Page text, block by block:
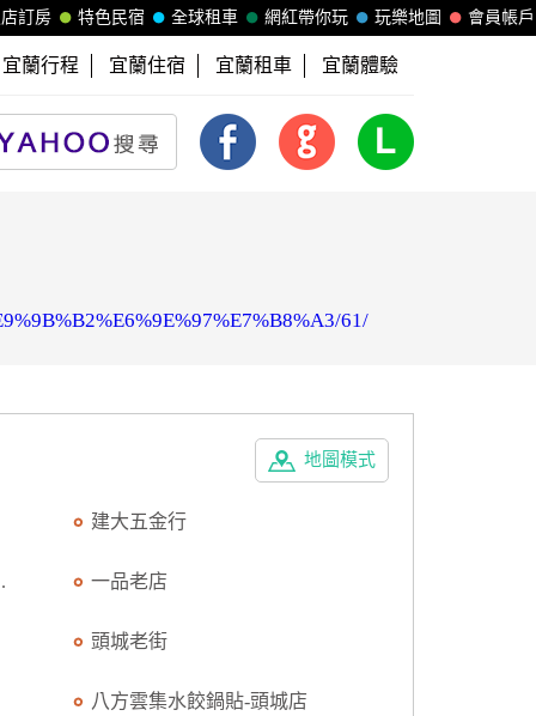
會員帳戶
玩樂地圖
網紅帶你玩
全球租車
特色民宿
訂房
宜蘭行程 宜蘭住宿 宜蘭租車 宜蘭體驗
61/
地圖模式
建大五金行
一品老店
頭城老街
八方雲集水餃鍋貼-頭城店